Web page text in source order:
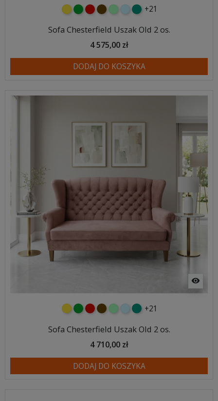
żółtyzielonyczerwony
czekoladowy
miętowybłękitny
turkusowy
+21
Sofa Chesterfield Uszak Old 2 os.
4 575,00 zł
DODAJ DO KOSZYKA
visibility
żółtyzielonyczerwony
czekoladowy
miętowybłękitny
turkusowy
+21
Sofa Chesterfield Uszak Old 2 os.
4 710,00 zł
DODAJ DO KOSZYKA